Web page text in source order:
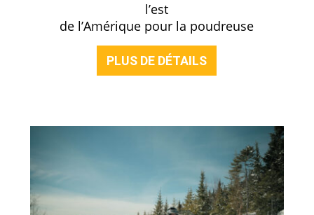
l’est
de l’Amérique pour la poudreuse
PLUS DE DÉTAILS